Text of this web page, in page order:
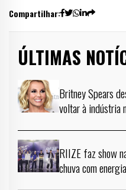
Compartilhar:
ÚLTIMAS
Britney Spears
voltar à indústria
RIIZE faz show
chuva com energia